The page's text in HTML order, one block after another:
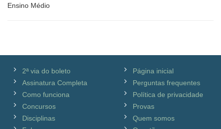
Ensino Médio
2ª via do boleto
Assinatura Completa
Como funciona
Concursos
Disciplinas
Página inicial
Perguntas frequentes
Política de privacidade
Provas
Quem somos